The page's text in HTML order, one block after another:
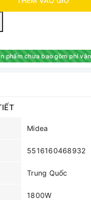
phẩm chưa bao gồm phí
Midea
5516160468932
Trung Quốc
1800W